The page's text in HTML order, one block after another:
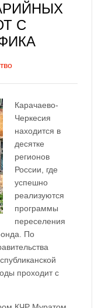
С
Карачаево-
Черкесия
находится в
десятке
регионов
России, где
успешно
реализуются
программы
переселения
По
проходит с